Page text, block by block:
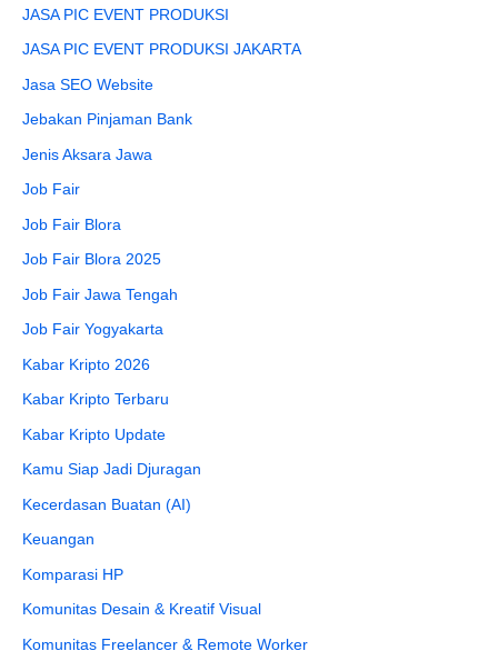
JASA PIC EVENT PRODUKSI
JASA PIC EVENT PRODUKSI JAKARTA
Jasa SEO Website
Jebakan Pinjaman Bank
Jenis Aksara Jawa
Job Fair
Job Fair Blora
Job Fair Blora 2025
Job Fair Jawa Tengah
Job Fair Yogyakarta
Kabar Kripto 2026
Kabar Kripto Terbaru
Kabar Kripto Update
Kamu Siap Jadi Djuragan
Kecerdasan Buatan (AI)
Keuangan
Komparasi HP
Komunitas Desain & Kreatif Visual
Komunitas Freelancer & Remote Worker